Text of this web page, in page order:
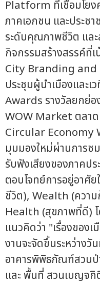
Platform ที่เชื่อมโยง
ภาคเอกชน และประช
ระดับคุณภาพชีวิต และ
กิจกรรมสร้างสรรค์ที่
City Branding
ประชุมผู้นำเมืองและ
Awards รางวัลยกย่อ
WOW Market ตลา
Circular Economy
มุมมองใหม่ผ่านการช
รับฟังเสียงของภาคปร
ตอบโจทย์การอยู่อาศั
ชีวิต), Wealth (ความ
Health (สุขภาพที่ดี)
แนวคิดว่า "เรื่องของ
งานจะจัดขึ้นระหว่าง
อาคารพิพิธภัณฑ์สวนป่
และ พื้นที่ สวนเบญจกิ